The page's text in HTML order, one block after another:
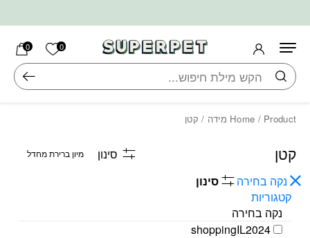
0 הרשימה
0
חיפוש
Home / Product מידה / קטן
קטן
סינון
נקה בחירה
סינון
קטגוריות
נקה בחירה
shoppingIL2024